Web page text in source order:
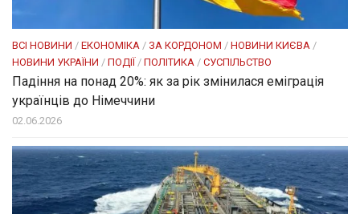
ВСІ НОВИНИ / ЕКОНОМІКА / ЗА КОРДОНОМ / НОВИНИ КИЄВА /
НОВИНИ УКРАЇНИ / ПОДІЇ / ПОЛІТИКА / СУСПІЛЬСТВО
Падіння на понад 20%: як за рік змінилася еміграція
українців до Німеччини
02.06.2026